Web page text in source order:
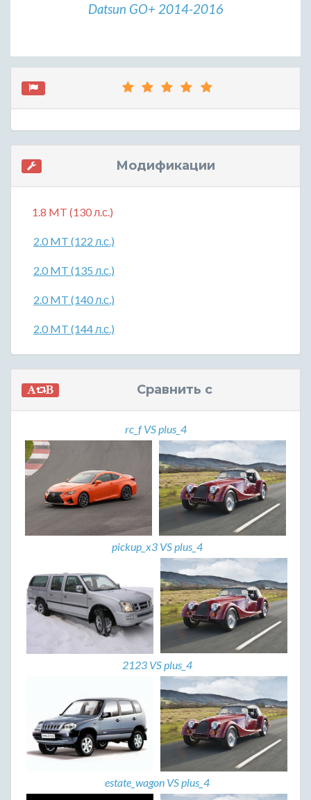
Datsun GO+ 2014-2016
Модификации
1.8 MT (130 л.с.)
2.0 MT (122 л.с.)
2.0 MT (135 л.с.)
2.0 MT (140 л.с.)
2.0 MT (144 л.с.)
Сравнить с
rc_f VS plus_4
pickup_x3 VS plus_4
2123 VS plus_4
estate_wagon VS plus_4